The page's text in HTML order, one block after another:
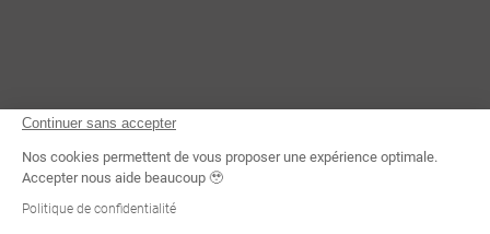
Continuer sans accepter
Nos cookies permettent de vous proposer une expérience optimale.
Accepter nous aide beaucoup 🥹
Politique de confidentialité